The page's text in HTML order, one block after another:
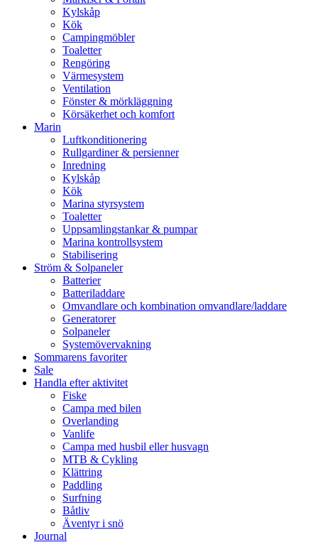
Kylskåp
Kök
Campingmöbler
Toaletter
Rengöring
Värmesystem
Ventilation
Fönster & mörkläggning
Körsäkerhet och komfort
Marin
Luftkonditionering
Rullgardiner & persienner
Inredning
Kylskåp
Kök
Marina styrsystem
Toaletter
Uppsamlingstankar & pumpar
Marina kontrollsystem
Stabilisering
Ström & Solpaneler
Batterier
Batteriladdare
Omvandlare och kombination omvandlare/laddare
Generatorer
Solpaneler
Systemövervakning
Sommarens favoriter
Sale
Handla efter aktivitet
Fiske
Campa med bilen
Overlanding
Vanlife
Campa med husbil eller husvagn
MTB & Cykling
Klättring
Paddling
Surfning
Båtliv
Äventyr i snö
Journal